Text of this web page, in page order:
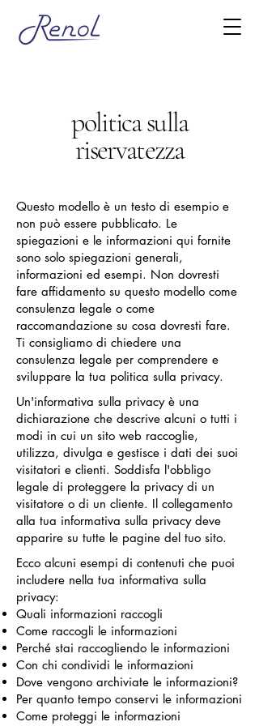
politica sulla
riservatezza
Questo modello è un testo di esempio e
non può essere pubblicato. Le
spiegazioni e le informazioni qui fornite
sono solo spiegazioni generali,
informazioni ed esempi. Non dovresti
fare affidamento su questo modello come
consulenza legale o come
raccomandazione su cosa dovresti fare.
Ti consigliamo di chiedere una
consulenza legale per comprendere e
sviluppare la tua politica sulla privacy.
Un'informativa sulla privacy è una
dichiarazione che descrive alcuni o tutti i
modi in cui un sito web raccoglie,
utilizza, divulga e gestisce i dati dei suoi
visitatori e clienti. Soddisfa l'obbligo
legale di proteggere la privacy di un
visitatore o di un cliente. Il collegamento
alla tua informativa sulla privacy deve
apparire su tutte le pagine del tuo sito.
Ecco alcuni esempi di contenuti che puoi
includere nella tua informativa sulla
privacy:
Quali informazioni raccogli
Come raccogli le informazioni
Perché stai raccogliendo le informazioni
Con chi condividi le informazioni
Dove vengono archiviate le informazioni?
Per quanto tempo conservi le informazioni
Come proteggi le informazioni